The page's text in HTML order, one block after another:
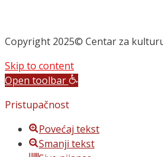
Copyright 2025© Centar za
Skip to content
Open toolbar
Pristupačnost
Povećaj tekst
Smanji tekst